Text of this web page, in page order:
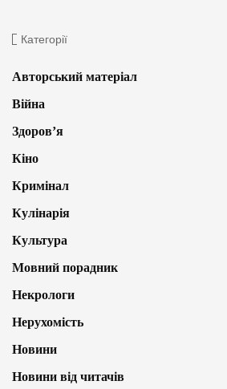
Категорії
Авторський матеріал
Війна
Здоров’я
Кіно
Кримінал
Кулінарія
Культура
Мовний порадник
Некрологи
Нерухомість
Новини
Новини від читачів